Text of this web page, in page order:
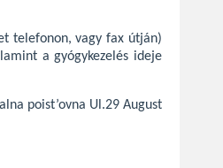
telefonon, vagy fax útján)
a gyógykezelés ideje
poist’ovna Ul.29 August